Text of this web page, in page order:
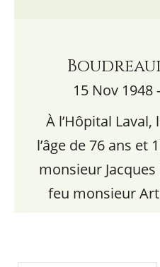
15 Nov 1948
À l’Hôpital
l’âge de 76 ans et
monsieur
feu monsieur